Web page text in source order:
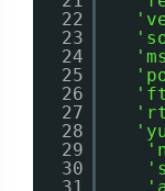
22
23
24
25
26
27
28
29
30
31